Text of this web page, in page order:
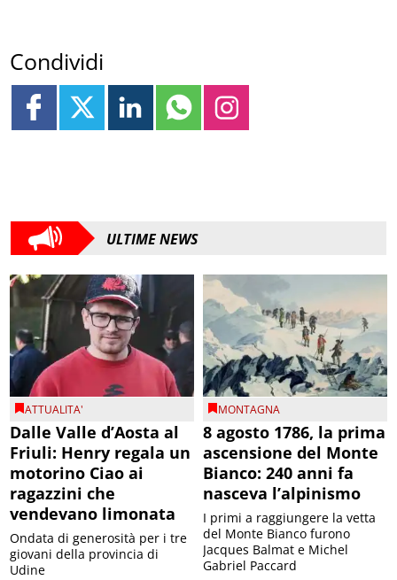
Condividi
ULTIME NEWS
ATTUALITA'
Dalle Valle d’Aosta al
Friuli: Henry regala un
motorino Ciao ai
ragazzini che
vendevano limonata
Ondata di generosità per i tre
giovani della provincia di
Udine
MONTAGNA
8 agosto 1786, la prima
ascensione del Monte
Bianco: 240 anni fa
nasceva l’alpinismo
I primi a raggiungere la vetta
del Monte Bianco furono
Jacques Balmat e Michel
Gabriel Paccard